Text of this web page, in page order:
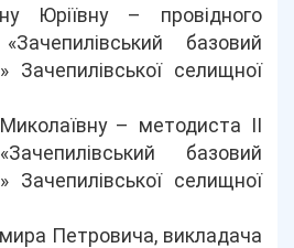
Юріївну – провідного
базовий
Зачепилівської селищної
– методиста ІІ
базовий
Зачепилівської селищної
Петровича, викладача